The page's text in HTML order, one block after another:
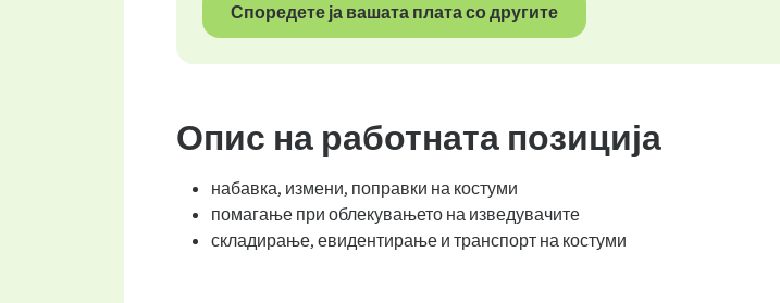
Споредете ја вашата плата со другите
Опис на работната позиција
набавка, измени, поправки на костуми
помагање при облекувањето на изведувачите
складирање, евидентирање и транспорт на костуми